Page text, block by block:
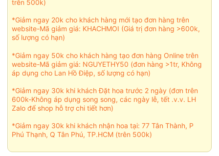
trên 500k)
*Giảm ngay 20k cho khách hàng mới tạo đơn hàng trên
website-Mã giảm giá: KHACHMOI (Giá trị đơn hàng >600k,
số lượng có hạn)
*Giảm ngay 50k cho khách hàng tạo đơn hàng Online trên
website-Mã giảm giá: NGUYETHY50 (đơn hàng >1tr, Không
áp dụng cho Lan Hồ Điệp, số lượng có hạn)
*Giảm ngay 30k khi khách Đặt hoa trước 2 ngày (đơn trên
600k-Không áp dụng song song, các ngày lễ, tết .v.v. LH
Zalo để shop hỗ trợ chi tiết hơn)
*Giảm ngay 30k khi khách nhận hoa tại: 77 Tân Thành, P
Phú Thạnh, Q Tân Phú, TP.HCM (trên 500k)